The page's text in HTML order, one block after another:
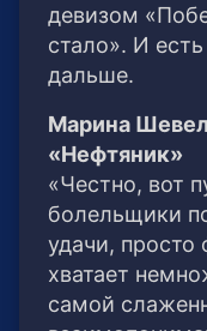
девизом
стало». И
дальше.
Марина
«Нефтяник»
«Честно, вот
болельщики
удачи, просто
хватает
самой